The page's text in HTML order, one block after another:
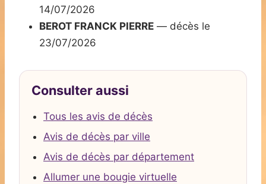
14/07/2026
BEROT FRANCK PIERRE — décès le
23/07/2026
Consulter aussi
Tous les avis de décès
Avis de décès par ville
Avis de décès par département
Allumer une bougie virtuelle